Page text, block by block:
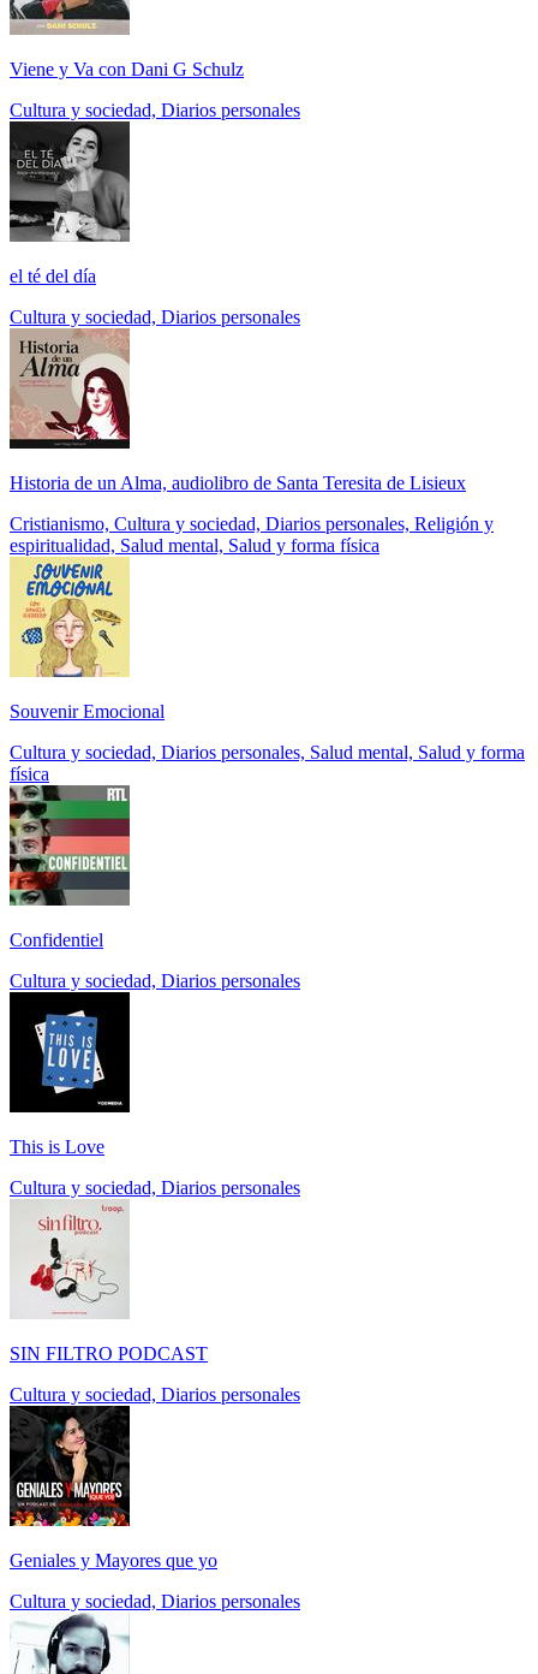
Viene y Va con Dani G Schulz
Cultura y sociedad, Diarios personales
el té del día
Cultura y sociedad, Diarios personales
Historia de un Alma, audiolibro de Santa Teresita de Lisieux
Cristianismo, Cultura y sociedad, Diarios personales, Religión y
espiritualidad, Salud mental, Salud y forma física
Souvenir Emocional
Cultura y sociedad, Diarios personales, Salud mental, Salud y forma
física
Confidentiel
Cultura y sociedad, Diarios personales
This is Love
Cultura y sociedad, Diarios personales
SIN FILTRO PODCAST
Cultura y sociedad, Diarios personales
Geniales y Mayores que yo
Cultura y sociedad, Diarios personales